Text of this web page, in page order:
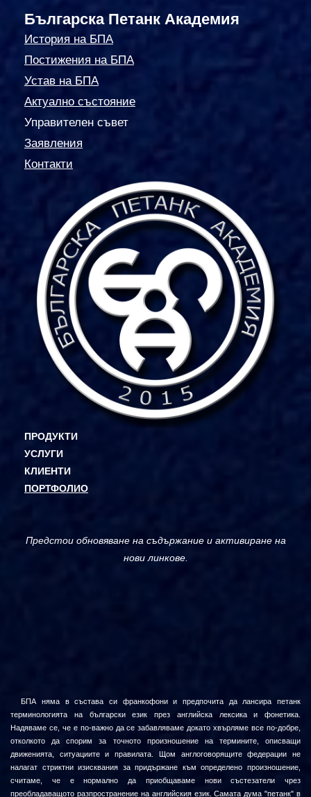
Българска Петанк Академия
История на БПА
Постижения на БПА
Устав на БПА
Актуално състояние
Управителен съвет
Заявления
Контакти
ПРОДУКТИ
УСЛУГИ
КЛИЕНТИ
ПОРТФОЛИО
Предстои обновяване на съдържание и активиране на
нови линкове.
БПА няма в състава си франкофони и предпочита да лансира петанк
терминологията на български език през английска лексика и фонетика.
Надяваме се, че е по-важно да се забавляваме докато хвърляме все по-добре,
отколкото да спорим за точното произношение на термините, описващи
движенията, ситуациите и правилата. Щом англоговорящите федерации не
налагат стриктни изисквания за придържане към определено произношение,
считаме, че е нормално да приобщаваме нови състезатели чрез
преобладаващото разпространение на английския език.Самата дума "петанк" в